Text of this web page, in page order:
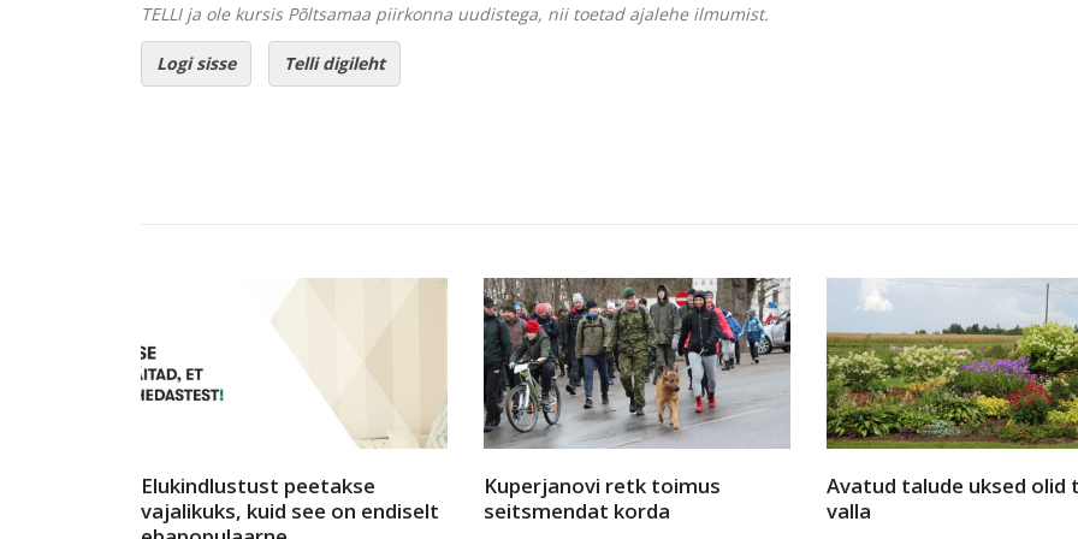
TELLI ja ole kursis Põltsamaa piirkonna uudistega, nii toetad ajalehe ilmumist.
Logi sisse Telli digileht
Kuperjanovi retk toimus
seitsmendat korda
Avatud talude uksed olid taas
valla
Milline on valla
praegu?